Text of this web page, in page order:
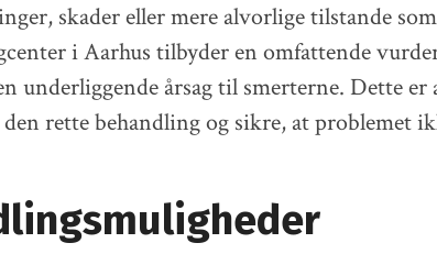
skader eller mere alvorlige tilstande
i Aarhus tilbyder en omfattende
underliggende årsag til smerterne. Dette er
rette behandling og sikre, at problemet